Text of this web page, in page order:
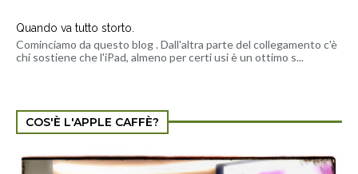
Quando va tutto storto.
Cominciamo da questo blog . Dall'altra parte del collegamento c'è
chi sostiene che l'iPad, almeno per certi usi è un ottimo s...
COS'È L'APPLE CAFFÈ?